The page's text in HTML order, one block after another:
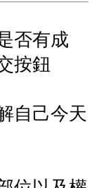
否有成
按鈕
自己今天